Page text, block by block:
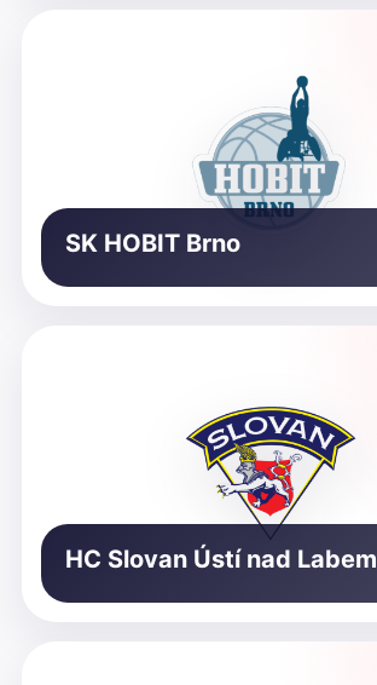
SK HOBIT Brno
HC Slovan Ústí nad Labem